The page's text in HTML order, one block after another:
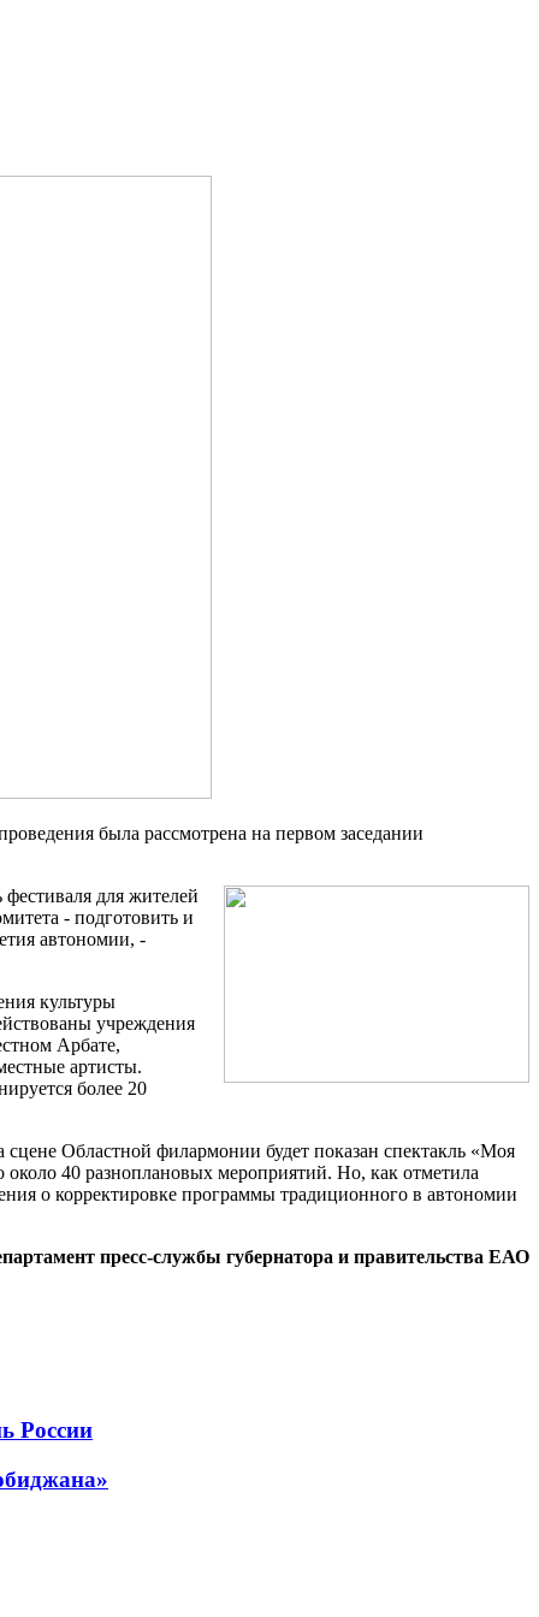
была рассмотрена на первом заседании
для жителей
- подготовить и
автономии, -
культуры
учреждения
Арбате,
артисты.
более 20
Областной филармонии будет показан спектакль «Моя
40 разноплановых мероприятий. Но, как отметила
о корректировке программы традиционного в автономии
пресс-службы губернатора и правительства ЕАО
России